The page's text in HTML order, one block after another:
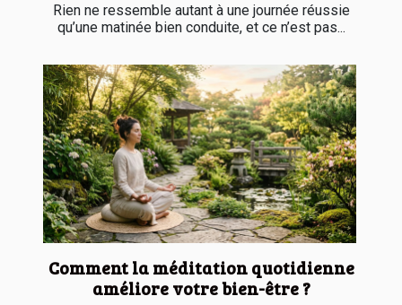
Rien ne ressemble autant à une journée réussie
qu’une matinée bien conduite, et ce n’est pas...
Comment la méditation quotidienne
améliore votre bien-être ?